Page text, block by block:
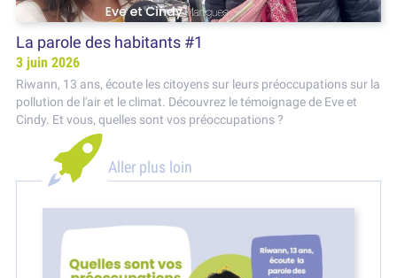
La parole des habitants #1
3 juin 2026
Riwann, 13 ans, écoute les citoyens sur leurs préoccupations sur la
pollution de l'air et le climat. Découvrez le témoignage de Eve et
Cindy. Et vous, quelles sont vos préoccupations ?
Aller plus loin